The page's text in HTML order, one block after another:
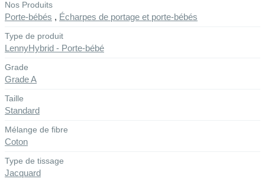
Nos Produits
Porte-bébés , Écharpes de portage et porte-bébés
Type de produit
LennyHybrid - Porte-bébé
Grade
Grade A
Taille
Standard
Mélange de fibre
Coton
Type de tissage
Jacquard